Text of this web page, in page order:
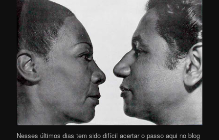
Nesses últimos dias tem sido difícil acertar o passo aqui no blog